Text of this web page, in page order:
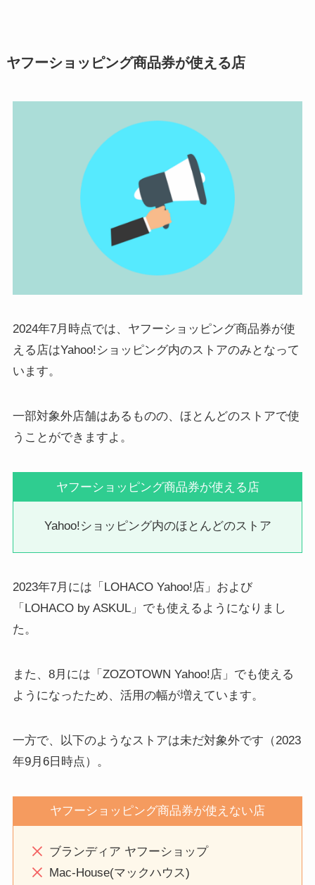
ヤフーショッピング商品券が使える店
2024年7月時点では、ヤフーショッピング商品券が使
える店はYahoo!ショッピング内のストアのみとなって
います。
一部対象外店舗はあるものの、ほとんどのストアで使
うことができますよ。
ヤフーショッピング商品券が使える店
Yahoo!ショッピング内のほとんどのストア
2023年7月には「LOHACO Yahoo!店」および
「LOHACO by ASKUL」でも使えるようになりまし
た。
また、8月には「ZOZOTOWN Yahoo!店」でも使える
ようになったため、活用の幅が増えています。
一方で、以下のようなストアは未だ対象外です（2023
年9月6日時点）。
ヤフーショッピング商品券が使えない店
ブランディア ヤフーショップ
Mac-House(マックハウス)